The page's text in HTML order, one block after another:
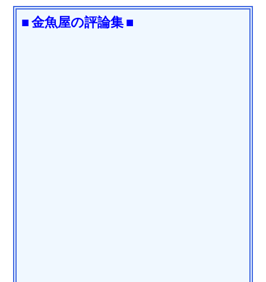
■ 金魚屋の評論集 ■